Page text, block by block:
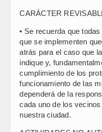
CARÁCTER
• Se recuerda que
que se implementen
atrás para el caso que
indique y,
cumplimiento de los
funcionamiento de las
dependerá de la
cada uno de los
nuestra ciudad.